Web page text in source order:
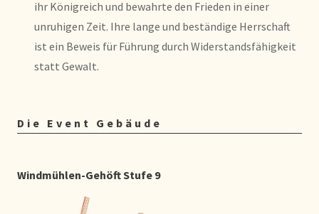
ihr Königreich und bewahrte den Frieden in einer
unruhigen Zeit. Ihre lange und beständige Herrschaft
ist ein Beweis für Führung durch Widerstandsfähigkeit
statt Gewalt.
Die Event Gebäude
Windmühlen-Gehöft Stufe 9